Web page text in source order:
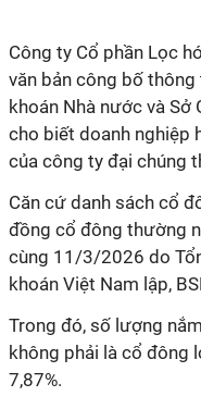
Công ty Cổ phần Lọc
văn bản công bố
khoán Nhà nước và Sở
cho biết doanh nghiệp
của công ty đại chúng
Căn cứ danh sách cổ
đồng cổ đông thường
cùng 11/3/2026 do
khoán Việt Nam lập,
Trong đó, số lượng
không phải là cổ đông
7,87%.